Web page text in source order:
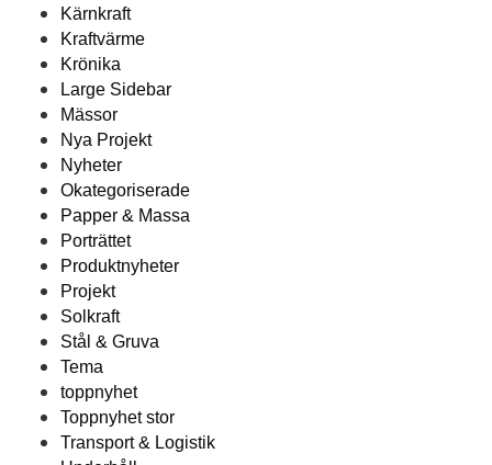
Kärnkraft
Kraftvärme
Krönika
Large Sidebar
Mässor
Nya Projekt
Nyheter
Okategoriserade
Papper & Massa
Porträttet
Produktnyheter
Projekt
Solkraft
Stål & Gruva
Tema
toppnyhet
Toppnyhet stor
Transport & Logistik